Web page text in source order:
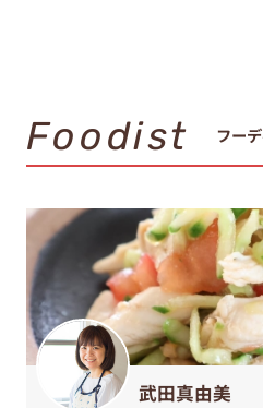
Foodist フー
武田真由美